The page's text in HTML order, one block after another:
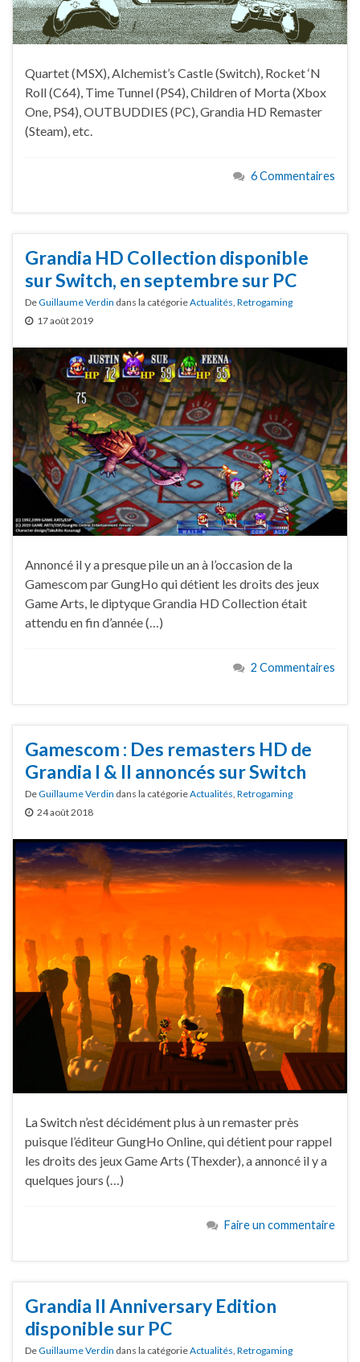
Quartet (MSX), Alchemist’s Castle (Switch), Rocket ‘N
Roll (C64), Time Tunnel (PS4), Children of Morta (Xbox
One, PS4), OUTBUDDIES (PC), Grandia HD Remaster
(Steam), etc.
6 Commentaires
Grandia HD Collection disponible
sur Switch, en septembre sur PC
DeGuillaume Verdin dans la catégorieActualités Retrogaming
17 août 2019
Annoncé il y a presque pile un an à l’occasion de la
Gamescom par GungHo qui détient les droits des jeux
Game Arts, le diptyque Grandia HD Collection était
attendu en fin d’année (…)
2 Commentaires
Gamescom : Des remasters HD de
Grandia I & II annoncés sur Switch
DeGuillaume Verdin dans la catégorieActualités Retrogaming
24 août 2018
La Switch n’est décidément plus à un remaster près
puisque l’éditeur GungHo Online, qui détient pour rappel
les droits des jeux Game Arts (Thexder), a annoncé il y a
quelques jours (…)
Faire un commentaire
Grandia II Anniversary Edition
disponible sur PC
DeGuillaume Verdin dans la catégorieActualités, Retrogaming